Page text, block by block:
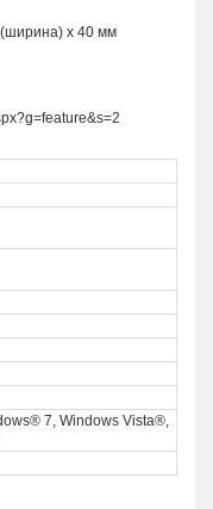
х 40 мм
7, Windows Vista®,